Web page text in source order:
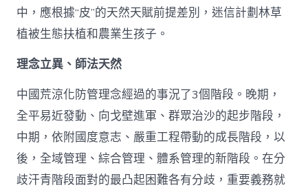
中，應根據“皮”的天然天賦前提差別，迷信計劃林草
植被生態扶植和農業生孩子。
理念立異、師法天然
中國荒涼化防管理念經過的事況了3個階段。晚期，
全平易近發動、向戈壁進軍、群眾治沙的起步階段，
中期，依附國度意志、嚴重工程帶動的成長階段，以
後，全域管理、綜合管理、體系管理的新階段。在分
歧汗青階段面對的最凸起困難各有分歧，重要義務就